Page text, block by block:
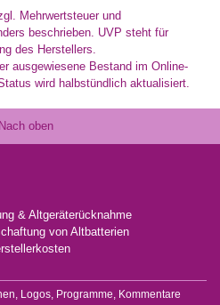
Mehrwertsteuer und
beschrieben. UVP steht für
des Herstellers.
ausgewiesene Bestand im Online-
wird halbstündlich aktualisiert.
Nach oben
& Altgeräterücknahme
von Altbatterien
Logos, Programme, Kommentare